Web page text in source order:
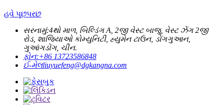
હવે પૂછપરછ
સરનામું:4થો માળ, બિલ્ડિંગ A, 2જી વેસ્ટ બાજુ, વેસ્ટ ઝેંગ 2જી
રોડ, શાજિયાઓ કોમ્યુનિટી, હ્યુમેન ટાઉન, ડોંગગુઆન,
ગુઆંગડોંગ, ચીન.
ફોન:+86 13723586848
ઈ-મેલliuyuefeng@dgkangna.com